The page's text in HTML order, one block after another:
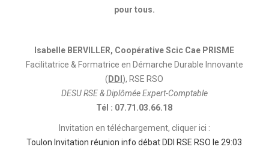
pour tous.
Isabelle BERVILLER, Coopérative Scic Cae PRISME
Facilitatrice & Formatrice en Démarche Durable Innovante
( DDI ), RSE RSO
DESU RSE & Diplômée Expert-Comptable
Tél : 07.71.03.66.18
Invitation en téléchargement, cliquer ici :
Toulon Invitation réunion info débat DDI RSE RSO le 29:03